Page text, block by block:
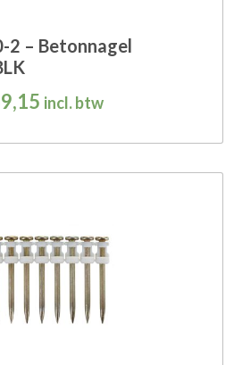
2 – Betonnagel
incl. btw